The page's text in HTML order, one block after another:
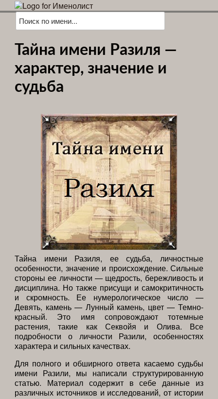
Тайна имени Разиля —
характер, значение и
судьба
Тайна имени Разиля, ее судьба, личностные
особенности, значение и происхождение. Сильные
стороны ее личности — щедрость, бережливость и
дисциплина. Но также присущи и самокритичность
и скромность. Ее нумерологическое число —
Девять, камень — Лунный камень, цвет — Темно-
красный. Это имя сопровождают тотемные
растения, такие как Секвойя и Олива. Все
подробности о личности Разили, особенностях
характера и сильных качествах.
Для полного и обширного ответа касаемо судьбы
имени Разили, мы написали структурированную
статью. Материал содержит в себе данные из
различных источников и исследований, от истории